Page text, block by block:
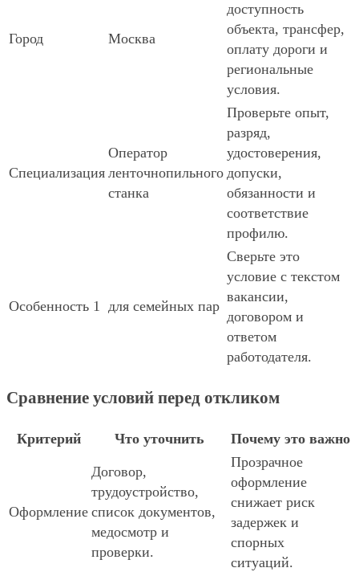
Город Москва
доступность
объекта, трансфер,
оплату дороги и
региональные
условия.
Специализация
Оператор
ленточнопильного
станка
Проверьте опыт,
разряд,
удостоверения,
допуски,
обязанности и
соответствие
профилю.
Особенность 1 для семейных пар
Сверьте это
условие с текстом
вакансии,
договором и
ответом
работодателя.
Сравнение условий перед откликом
Критерий Что уточнить Почему это важно
Оформление
Договор,
трудоустройство,
список документов,
медосмотр и
проверки.
Прозрачное
оформление
снижает риск
задержек и
спорных
ситуаций.